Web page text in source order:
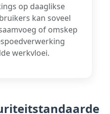
op daaglikse
kan soveel
of omskep
werkvloei.